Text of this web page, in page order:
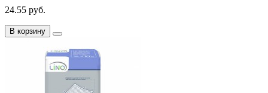
24.55 руб.
В корзину